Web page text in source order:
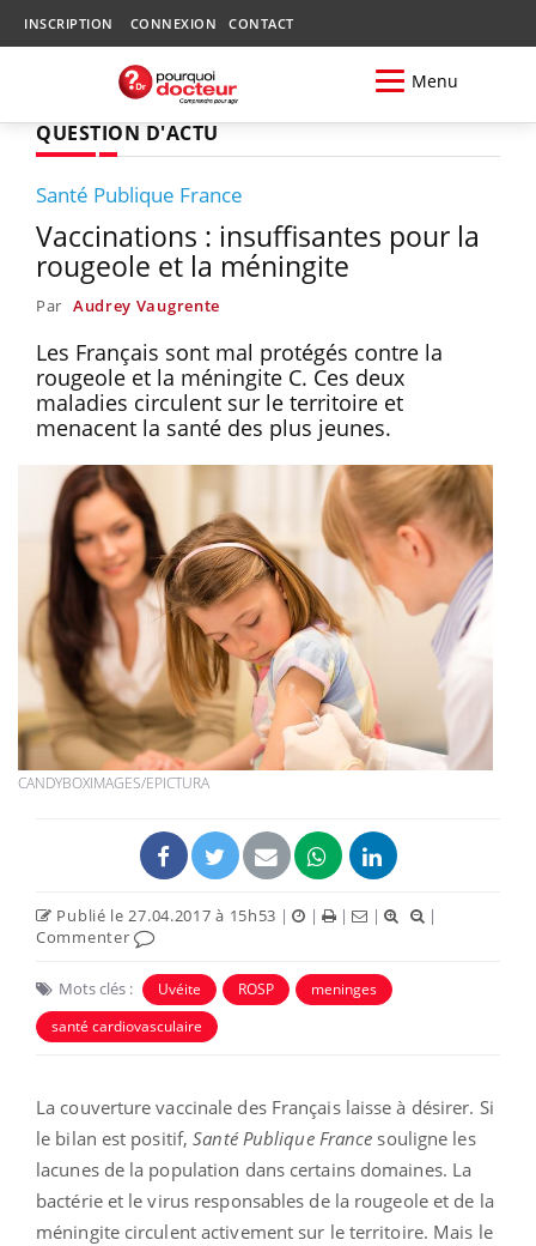
INSCRIPTION CONNEXION CONTACT
Menu
QUESTION D'ACTU
Santé Publique France
Vaccinations : insuffisantes pour la
rougeole et la méningite
Par Audrey Vaugrente
Les Français sont mal protégés contre la
rougeole et la méningite C. Ces deux
maladies circulent sur le territoire et
menacent la santé des plus jeunes.
CANDYBOXIMAGES/EPICTURA
Publié le 27.04.2017 à 15h53 | | | |
|
Commenter
Mots clés : Uvéite ROSP
meninges
santé cardiovasculaire
La couverture vaccinale des Français laisse à désirer. Si
le bilan est positif,Santé Publique France souligne les
lacunes de la population dans certains domaines. La
bactérie et le virus responsables de la rougeole et de la
méningite circulent activement sur le territoire. Mais le